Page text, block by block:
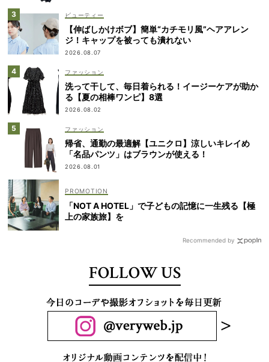
ビューティー
【伸ばしかけボブ】簡単“カチモリ風”ヘアアレン
ジ！キャップを被っても潰れない
2026.08.07
ファッション
洗って干して、毎日着られる！イージーケアが助か
る【夏の相棒ワンピ】8選
2026.08.02
ファッション
帰省、通勤の最適解【ユニクロ】涼しいキレイめ
「名品パンツ」はブラウンが使える！
2026.08.01
「NOT A HOTEL」で子どもの記憶に一生残る【極
上の家族旅】を
Recommended by
FOLLOW US